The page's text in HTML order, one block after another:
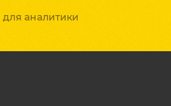
аналитики